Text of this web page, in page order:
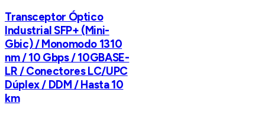
Transceptor Óptico
Industrial SFP+ (Mini-
Gbic) / Monomodo 1310
nm / 10 Gbps / 10GBASE-
LR / Conectores LC/UPC
Dúplex / DDM / Hasta 10
km